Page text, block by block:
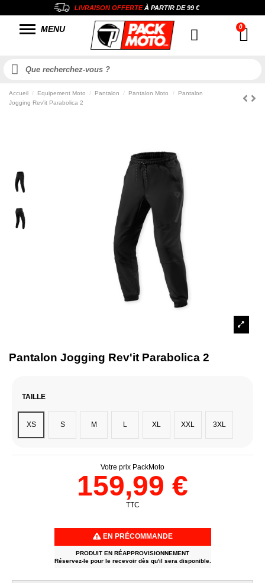
LIVRAISON OFFERTEÀ PARTIR DE99 €
MENU
Accueil Equipement Moto Pantalon Pantalon Moto
Pantalon
Jogging Rev'it Parabolica 2
Pantalon Jogging Rev'it Parabolica 2
TAILLE
XS S M L XL XXL 3XL
Votre prix PackMoto
159,99 €
TTC
EN PRÉCOMMANDE
PRODUIT EN RÉAPPROVISIONNEMENT
Réservez-le pour le recevoir dès qu'il sera disponible.